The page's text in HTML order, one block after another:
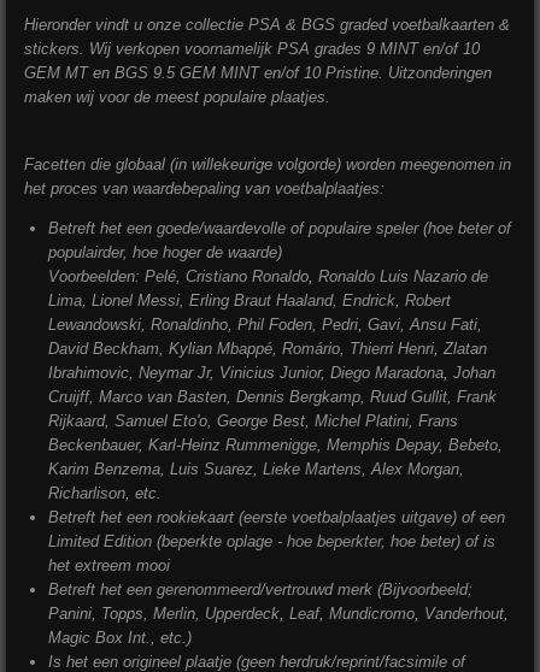
Hieronder vindt u onze collectie PSA & BGS graded voetbalkaarten &
stickers. Wij verkopen voornamelijk PSA grades 9 MINT en/of 10
GEM MT en BGS 9.5 GEM MINT en/of 10 Pristine. Uitzonderingen
maken wij voor de meest populaire plaatjes.
Facetten die globaal (in willekeurige volgorde) worden meegenomen in
het proces van waardebepaling van voetbalplaatjes:
Betreft het een goede/waardevolle of populaire speler (hoe beter of
populairder, hoe hoger de waarde)
Voorbeelden: Pelé, Cristiano Ronaldo, Ronaldo Luis Nazario de
Lima, Lionel Messi, Erling Braut Haaland, Endrick, Robert
Lewandowski, Ronaldinho, Phil Foden, Pedri, Gavi, Ansu Fati,
David Beckham, Kylian Mbappé, Romário, Thierri Henri, Zlatan
Ibrahimovic, Neymar Jr, Vinicius Junior, Diego Maradona, Johan
Cruijff, Marco van Basten, Dennis Bergkamp, Ruud Gullit, Frank
Rijkaard, Samuel Eto'o, George Best, Michel Platini, Frans
Beckenbauer, Karl-Heinz Rummenigge, Memphis Depay, Bebeto,
Karim Benzema, Luis Suarez, Lieke Martens, Alex Morgan,
Richarlison, etc.
Betreft het een rookiekaart (eerste voetbalplaatjes uitgave) of een
Limited Edition (beperkte oplage - hoe beperkter, hoe beter) of is
het extreem mooi
Betreft het een gerenommeerd/vertrouwd merk (Bijvoorbeeld;
Panini, Topps, Merlin, Upperdeck, Leaf, Mundicromo, Vanderhout,
Magic Box Int., etc.)
Is het een origineel plaatje (geen herdruk/reprint/facsimile of